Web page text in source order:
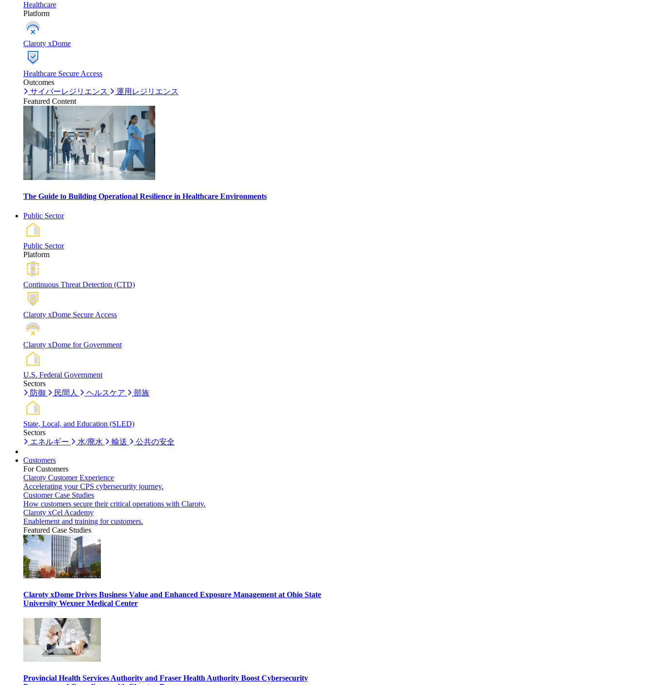
Healthcare
Platform
Claroty xDome
Healthcare Secure Access
Outcomes
サイバーレジリエンス
運用レジリエンス
Featured Content
The Guide to Building Operational Resilience in Healthcare Environments
Public Sector
Public Sector
Platform
Continuous Threat Detection (CTD)
Claroty xDome Secure Access
Claroty xDome for Government
U.S. Federal Government
Sectors
防御
民間人 ヘルスケア 部族
State, Local, and Education (SLED)
Sectors
エネルギー
水/廃水 輸送 公共の安全
Customers
For Customers
Claroty Customer Experience
Accelerating your CPS cybersecurity journey.
Customer Case Studies
How customers secure their critical operations with Claroty.
Claroty xCel Academy
Enablement and training for customers.
Featured Case Studies
Claroty xDome Drives Business Value and Enhanced Exposure Management at Ohio State
University Wexner Medical Center
Provincial Health Services Authority and Fraser Health Authority Boost Cybersecurity